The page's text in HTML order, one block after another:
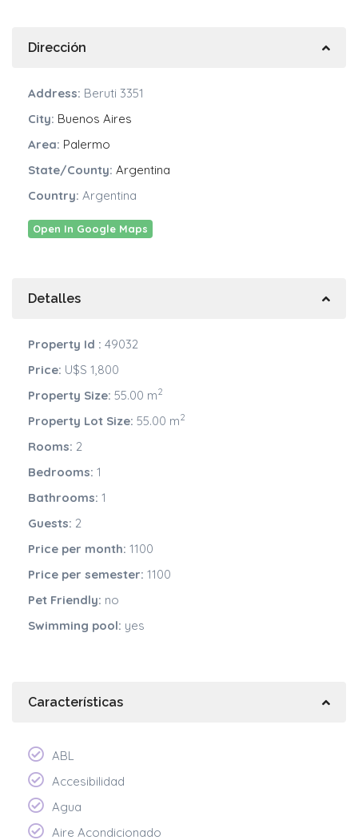
Dirección
Address: Beruti 3351
City: Buenos Aires
Area: Palermo
State/County: Argentina
Country: Argentina
Open In Google Maps
Detalles
Property Id : 49032
Price: U$S 1,800
Property Size: 55.00 m2
Property Lot Size: 55.00 m2
Rooms: 2
Bedrooms: 1
Bathrooms: 1
Guests: 2
Price per month: 1100
Price per semester: 1100
Pet Friendly: no
Swimming pool: yes
Características
ABL
Accesibilidad
Agua
Aire Acondicionado